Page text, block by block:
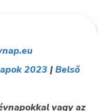
2023|Belső
vagy az